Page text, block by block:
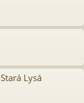
Lysá